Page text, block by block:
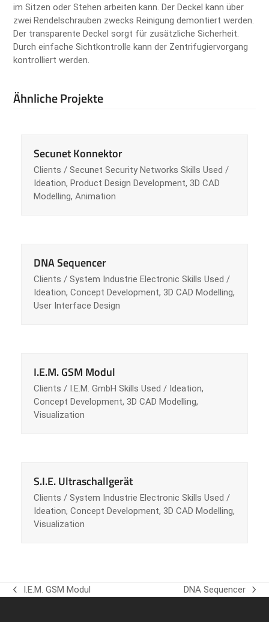
im Sitzen oder Stehen arbeiten kann. Der Deckel kann über
zwei Rendelschrauben zwecks Reinigung demontiert werden.
Der transparente Deckel sorgt für zusätzliche Sicherheit.
Durch einfache Sichtkontrolle kann der Zentrifugiervorgang
kontrolliert werden.
Ähnliche Projekte
Secunet Konnektor
Clients / Secunet Security Networks Skills Used /
Ideation, Product Design Development, 3D CAD
Modelling, Animation
DNA Sequencer
Clients / System Industrie Electronic Skills Used /
Ideation, Concept Development, 3D CAD Modelling,
User Interface Design
I.E.M. GSM Modul
Clients / I.E.M. GmbH Skills Used / Ideation,
Concept Development, 3D CAD Modelling,
Visualization
S.I.E. Ultraschallgerät
Clients / System Industrie Electronic Skills Used /
Ideation, Concept Development, 3D CAD Modelling,
Visualization
vorheriger
I.E.M. GSM Modul
Nächster
DNA Sequencer